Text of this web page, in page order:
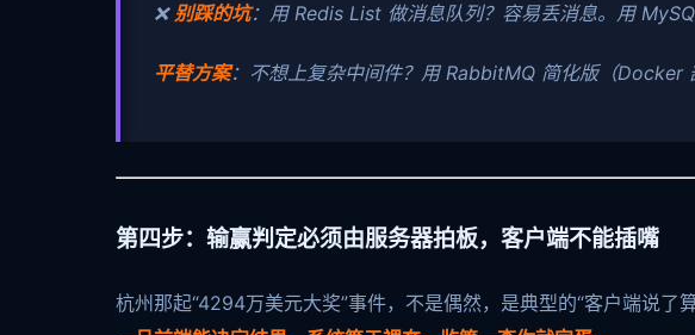
❌别踩的坑：用 Redis List 做消息队列？容易丢消息。用
平替方案：不想上复杂中间件？用 RabbitMQ 简化版（Docker
第四步：输赢判定必须由服务器拍板，客户端不能插嘴
杭州那起“4294万美元大奖”事件，不是偶然，是典型的“客户端说了算